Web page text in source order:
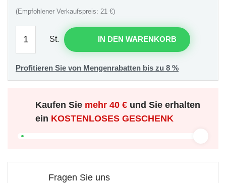
(Empfohlener Verkaufspreis: 21 €)
St. IN DEN WARENKORB
Profitieren Sie von Mengenrabatten bis zu 8 %
Kaufen Sie mehr40 €und Sie erhalten
ein KOSTENLOSES GESCHENK
Fragen Sie uns